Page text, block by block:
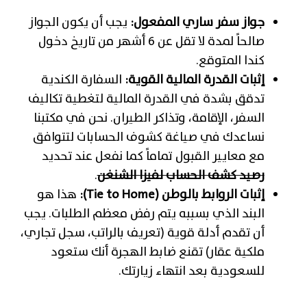
جواز سفر ساري المفعول: يجب أن يكون الجواز
صالحاً لمدة لا تقل عن 6 أشهر من تاريخ دخول
كندا المتوقع.
إثبات القدرة المالية القوية: السفارة الكندية
تدقق بشدة في القدرة المالية لتغطية تكاليف
السفر، الإقامة، وتذاكر الطيران. نحن في مكتبنا
نساعدك في صياغة كشوف الحسابات لتتوافق
مع معايير القبول تماماً كما نفعل عند تحديد
رصيد كشف الحساب لفيزا الشنغن.
إثبات الروابط بالوطن (Tie to Home):
هذا هو
البند الذي بسببه يتم رفض معظم الطلبات. يجب
أن تقدم أدلة قوية (تعريف بالراتب، سجل تجاري،
ملكية عقار) تقنع ضابط الهجرة أنك ستعود
للسعودية بعد انتهاء زيارتك.